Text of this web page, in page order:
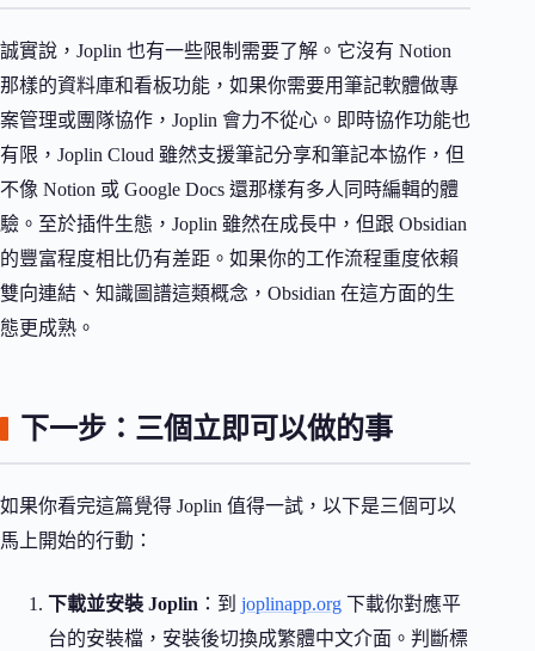
誠實說，Joplin 也有一些限制需要了解。它沒有 Notion
那樣的資料庫和看板功能，如果你需要用筆記軟體做專
案管理或團隊協作，Joplin 會力不從心。即時協作功能也
有限，Joplin Cloud 雖然支援筆記分享和筆記本協作，但
不像 Notion 或 Google Docs 還那樣有多人同時編輯的體
驗。至於插件生態，Joplin 雖然在成長中，但跟 Obsidian
的豐富程度相比仍有差距。如果你的工作流程重度依賴
雙向連結、知識圖譜這類概念，Obsidian 在這方面的生
態更成熟。
下一步：三個立即可以做的事
如果你看完這篇覺得 Joplin 值得一試，以下是三個可以
馬上開始的行動：
下載並安裝 Joplin ：到 joplinapp.org 下載你對應平
台的安裝檔，安裝後切換成繁體中文介面。判斷標